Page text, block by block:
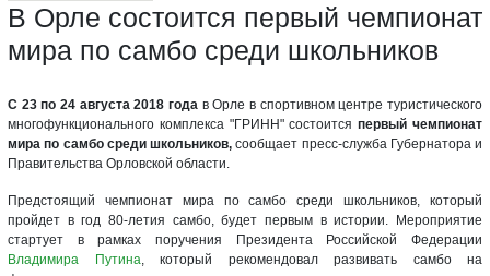
В Орле состоится первый чемпионат
мира по самбо среди школьников
С 23 по 24 августа 2018 года в Орле в спортивном центре туристического
многофункционального комплекса "ГРИНН" состоитсяпервый чемпионат
мира по самбо среди школьников,сообщает пресс-служба Губернатора и
Правительства Орловской области.
Предстоящий чемпионат мира по самбо среди школьников, который
пройдет в год 80-летия самбо, будет первым в истории. Мероприятие
стартует в рамках поручения Президента Российской Федерации
Владимира Путина, который рекомендовал развивать самбо на